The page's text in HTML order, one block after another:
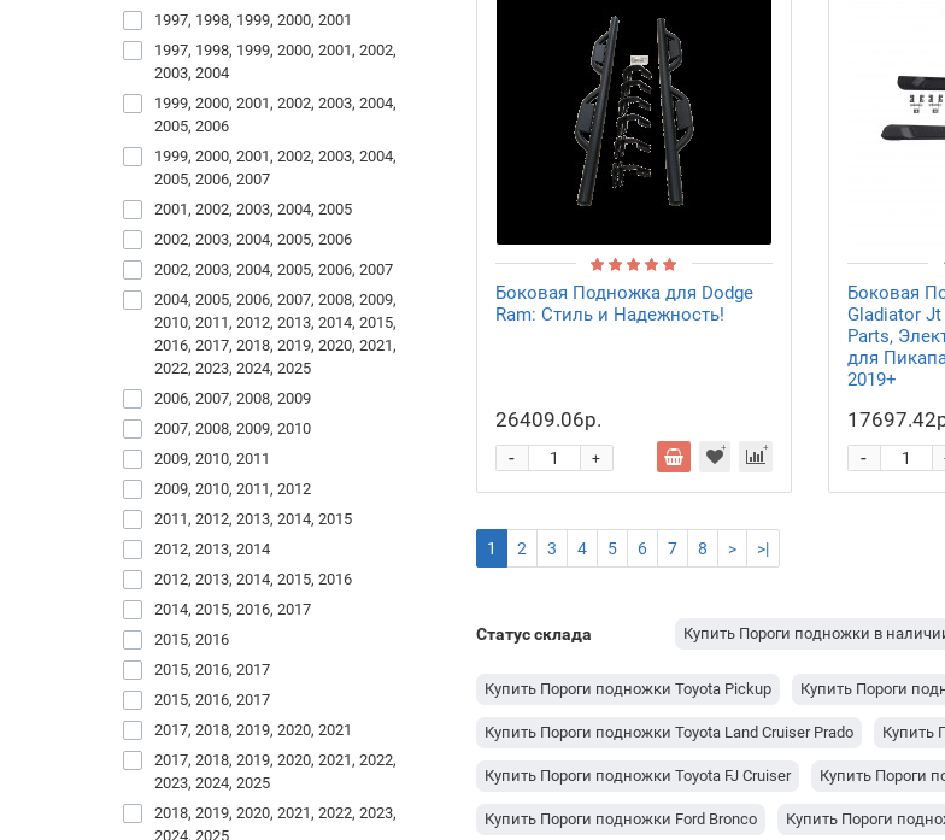
1997, 1998, 1999, 2000, 2001
1997, 1998, 1999, 2000, 2001, 2002,
2003, 2004
1999, 2000, 2001, 2002, 2003, 2004,
2005, 2006
1999, 2000, 2001, 2002, 2003, 2004,
2005, 2006, 2007
2001, 2002, 2003, 2004, 2005
2002, 2003, 2004, 2005, 2006
2002, 2003, 2004, 2005, 2006, 2007
2004, 2005, 2006, 2007, 2008, 2009,
2010, 2011, 2012, 2013, 2014, 2015,
2016, 2017, 2018, 2019, 2020, 2021,
2022, 2023, 2024, 2025
2006, 2007, 2008, 2009
2007, 2008, 2009, 2010
2009, 2010, 2011
2009, 2010, 2011, 2012
2011, 2012, 2013, 2014, 2015
2012, 2013, 2014
2012, 2013, 2014, 2015, 2016
2014, 2015, 2016, 2017
2015, 2016
2015, 2016, 2017
2015, 2016, 2017
2017, 2018, 2019, 2020, 2021
2017, 2018, 2019, 2020, 2021, 2022,
2023, 2024, 2025
2018, 2019, 2020, 2021, 2022, 2023,
2024, 2025
Боковая Подножка для Dodge
Ram: Стиль и Надежность!
26409.06р.
+
-
Боковая
Gladiator
Parts,
для
2019+
-
1 2 3 4 5 6 7 8 > >|
Статус склада Купить Пороги подножки в
Купить Пороги подножки Toyota Pickup Купить Пороги
Купить Пороги подножки Toyota Land Cruiser Prado Купить
Купить Пороги подножки Toyota FJ Cruiser Купить Пороги
Купить Пороги подножки Ford Bronco Купить Пороги